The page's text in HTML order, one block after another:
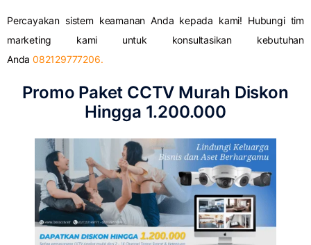
Percayakan sistem keamanan Anda kepada kami! Hubungi tim
marketing kami untuk konsultasikan kebutuhan
Anda 082129777206.
Promo Paket CCTV Murah Diskon
Hingga 1.200.000